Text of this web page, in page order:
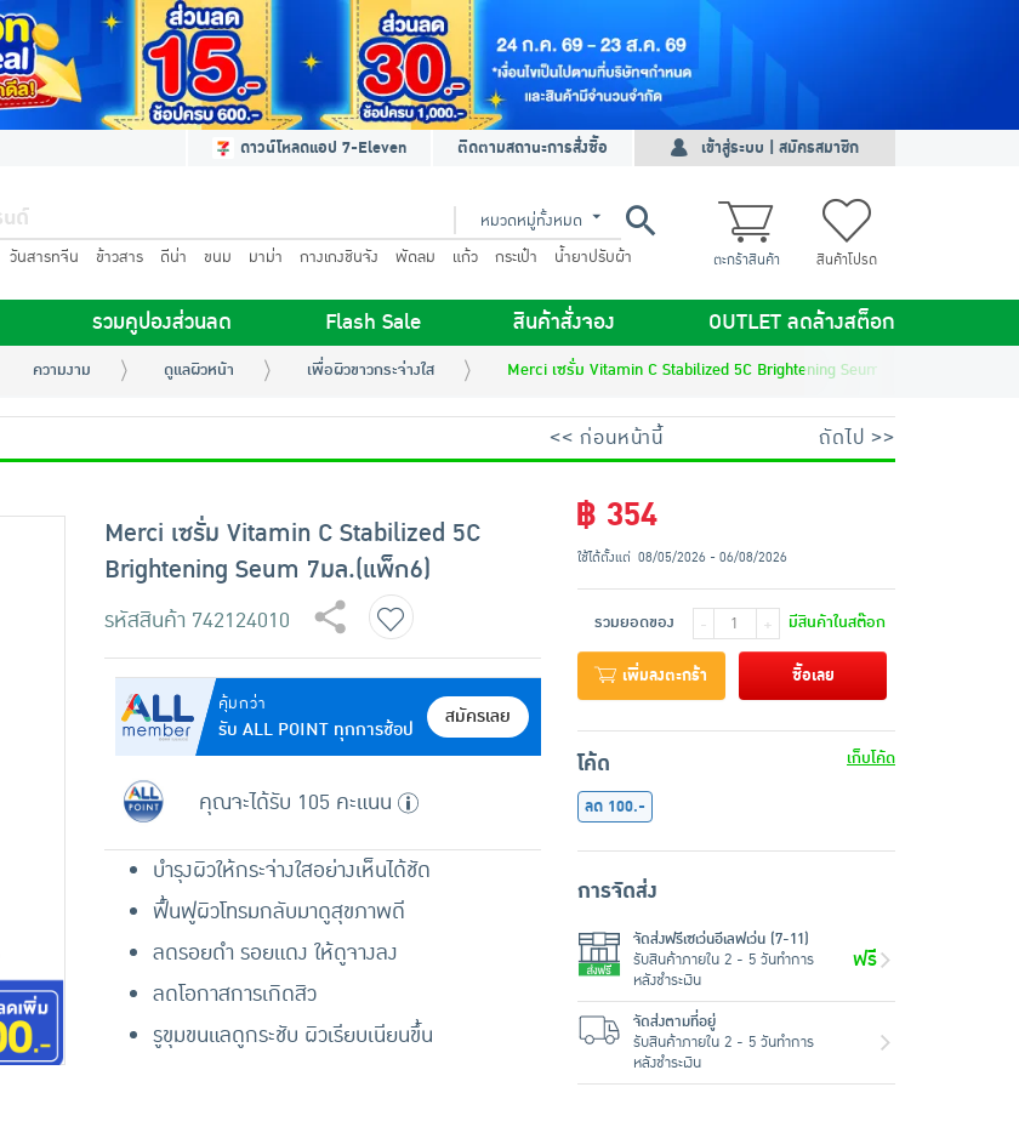
ดาวน์โหลดแอป 7-Eleven ติดตามสถานะการสั่งซื้อ เข้าสู่ระบบ | สมัครสมาชิก
หมวดหมู่ทั้งหมด
วันสารทจีน ข้าวสาร ดีน่า ขนม มาม่า กางเกงชินจัง พัดลม แก้ว กระเป๋า
น้ำยาปรับผ้า
ตะกร้าสินค้า สินค้าโปรด
รวมคูปองส่วนลด Flash Sale สินค้าสั่งจอง OUTLET ลดล้างสต็อก
ความงาม ดูแลผิวหน้า เพื่อผิวขาวกระจ่างใส Merci เซรั่ม Vitamin C Stabilized 5C Brightening Seum 7มล.(แพ็ก6)
<< ก่อนหน้านี้
ถัดไป >>
Merci เซรั่ม Vitamin C Stabilized 5C
Brightening Seum 7มล.(แพ็ก6)
รหัสสินค้า 742124010
คุ้มกว่า
รับ ALL POINT ทุกการช้อป
สมัครเลย
คุณจะได้รับ 105 คะแนน
บำรุงผิวให้กระจ่างใสอย่างเห็นได้ชัด
ฟื้นฟูผิวโทรมกลับมาดูสุขภาพดี
ลดรอยดำ รอยแดง ให้ดูจางลง
ลดโอกาสการเกิดสิว
รูขุมขนแลดูกระชับ ผิวเรียบเนียนขึ้น
฿ 354
ใช้ได้ตั้งแต่ 08/05/2026 - 06/08/2026
รวมยอดของ - + มีสินค้าในสต๊อก
เพิ่มลงตะกร้า ซื้อเลย
โค้ด
เก็บโค้ด
ลด 100.-
การจัดส่ง
จัดส่งฟรีเซเว่นอีเลฟเว่น (7-11)
รับสินค้าภายใน 2 - 5 วันทำการ
หลังชำระเงิน
ฟรี
จัดส่งตามที่อยู่
รับสินค้าภายใน 2 - 5 วันทำการ
หลังชำระเงิน